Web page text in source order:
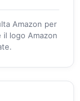
Amazon per
logo Amazon